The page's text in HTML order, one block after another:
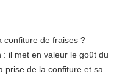
confiture de fraises ?
il met en valeur le goût du
prise de la confiture et sa